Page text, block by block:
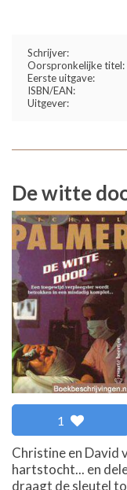
Schrijver:
Oorspronkelijke titel:
Eerste uitgave:
ISBN/EAN:
Uitgever:
De witte
1
Christine en David
hartstocht... en
draagt de sleutel